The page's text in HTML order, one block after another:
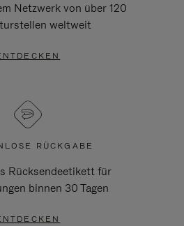
Netzwerk von über 120
weltweit
RÜCKGABE
Rücksendeetikett für
binnen 30 Tagen